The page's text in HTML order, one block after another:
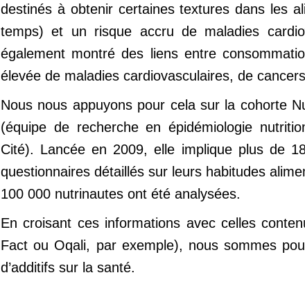
destinés à obtenir certaines textures dans les
temps) et un risque accru de maladies
également montré des liens entre
élevée de maladies cardiovasculaires, de
Nous nous appuyons pour cela sur la cohorte
(équipe de recherche en épidémiologie
Cité). Lancée en 2009, elle implique plus de
questionnaires détaillés sur leurs habitudes
100 000 nutrinautes ont été analysées.
En croisant ces informations avec celles
Fact ou Oqali, par exemple), nous sommes
d’additifs sur la santé.